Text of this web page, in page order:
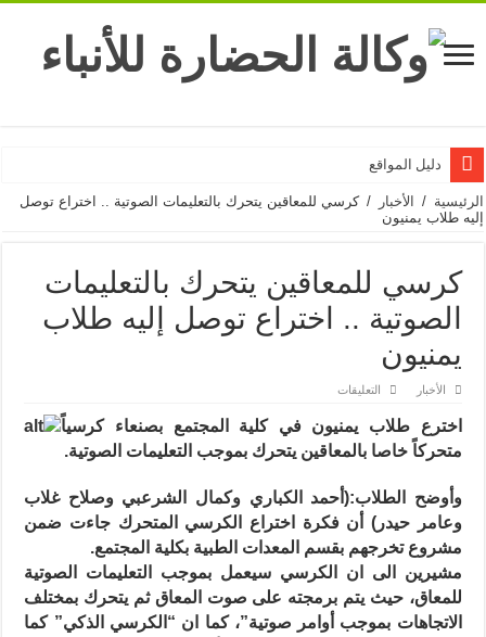
دليل المواقع
الرئيسية / الأخبار / كرسي للمعاقين يتحرك بالتعليمات الصوتية .. اختراع توصل
إليه طلاب يمنيون
كرسي للمعاقين يتحرك بالتعليمات
الصوتية .. اختراع توصل إليه طلاب
يمنيون
الأخبار التعليقات
يتحرك
بالتعليمات
الصوتية
توصل
إليه
طلاب
يمنيون
مغلقة
اخترع طلاب يمنيون في كلية المجتمع بصنعاء كرسياً
متحركاً خاصا بالمعاقين يتحرك بموجب التعليمات الصوتية.
وأوضح الطلاب:(أحمد الكباري وكمال الشرعبي وصلاح غلاب
وعامر حيدر) أن فكرة اختراع الكرسي المتحرك جاءت ضمن
مشروع تخرجهم بقسم المعدات الطبية بكلية المجتمع.
مشيرين الى ان الكرسي سيعمل بموجب التعليمات الصوتية
للمعاق، حيث يتم برمجته على صوت المعاق ثم يتحرك بمختلف
الاتجاهات بموجب أوامر صوتية”، كما ان “الكرسي الذكي” كما